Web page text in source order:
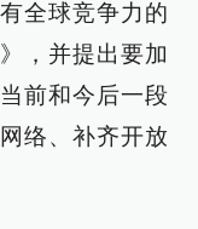
全球竞争力的
，并提出要加
前和今后一段
络、补齐开放